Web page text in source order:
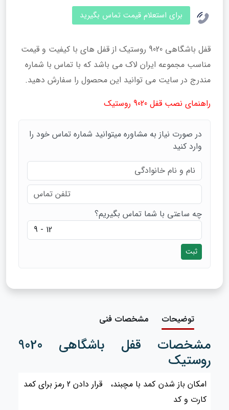
برای استعلام قیمت تماس بگیرید
قفل باشگاهی 9020 روستیک از قفل های با کیفیت و قیمت
مناسب مجموعه ایران لاک می باشد که با تماس با شماره
مندرج در سایت می توانید این محصول را سفارش دهید.
راهنمای نصب قفل 9020 روستیک
در صورت نیاز به مشاوره میتوانید شماره تماس خود را
وارد کنید
چه ساعتی با شما تماس بگیریم؟
ثبت
توضیحات مشخصات فنی
مشخصات قفل باشگاهی 9020
روستیک
امکان باز شدن کمد با مچبند،
کارت و کد
قرار دادن 2 رمز برای کمد